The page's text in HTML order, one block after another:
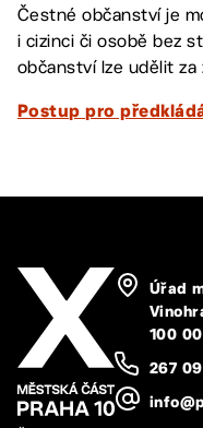
Čestné občanství je
i cizinci či osobě bez
občanství lze udělit za
Postup pro
Úřad
100
267